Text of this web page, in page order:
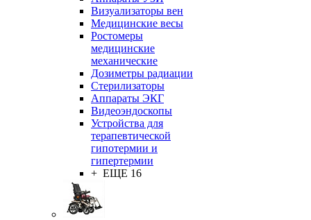
Визуализаторы вен
Медицинские весы
Ростомеры
медицинские
механические
Дозиметры радиации
Стерилизаторы
Аппараты ЭКГ
Видеоэндоскопы
Устройства для
терапевтической
гипотермии и
гипертермии
+ ЕЩЕ 16